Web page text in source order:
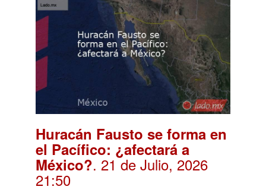
Huracán Fausto se forma en
el Pacífico: ¿afectará a
México?. 21 de Julio, 2026
21:50